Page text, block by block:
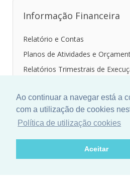
Ao continuar a navegar está a
com a utilização de cookies
Política de utilização cookies
Aceitar
Informação Financeira
Relatório e Contas
Planos de Atividades e
Relatórios Trimestrais de
Contatos
Copyright © 2025 Consest